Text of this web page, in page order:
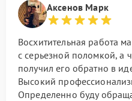
Аксенов Марк
Восхитительная работа
с серьезной поломкой, а
получил его обратно в
Высокий
Определенно буду